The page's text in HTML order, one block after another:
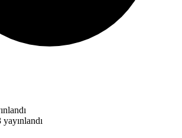
yayınlandı